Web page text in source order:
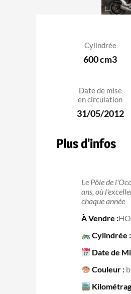
Cylindrée
600 cm3
Date de mise
en circulation
31/05/2012
Plus d'infos
Le Pôle de
ans, où
chaque année
À Vendre :
Cylindrée :
Date de
Couleur :